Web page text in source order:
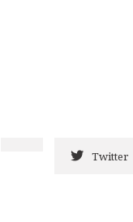
Twitter